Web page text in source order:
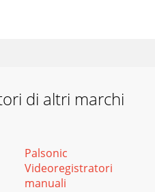
di altri marchi
Palsonic
Videoregistratori
manuali